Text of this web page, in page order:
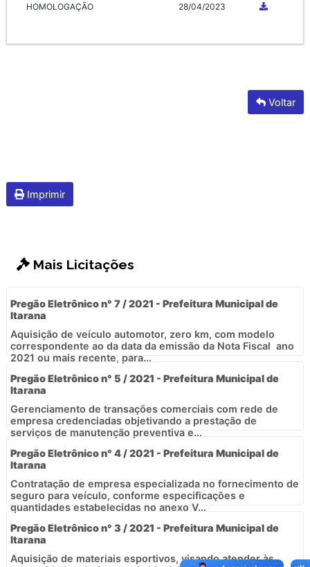
HOMOLOGAÇÃO 28/04/2023
Voltar
Imprimir
Mais Licitações
Pregão Eletrônico n° 7 / 2021 - Prefeitura Municipal de
Itarana
Aquisição de veículo automotor, zero km, com modelo
correspondente ao da data da emissão da Nota Fiscal  ano
2021 ou mais recente, para...
Pregão Eletrônico n° 5 / 2021 - Prefeitura Municipal de
Itarana
Gerenciamento de transações comerciais com rede de
empresa credenciadas objetivando a prestação de
serviços de manutenção preventiva e...
Pregão Eletrônico n° 4 / 2021 - Prefeitura Municipal de
Itarana
Contratação de empresa especializada no fornecimento de
seguro para veículo, conforme especificações e
quantidades estabelecidas no anexo V...
Pregão Eletrônico n° 3 / 2021 - Prefeitura Municipal de
Itarana
Aquisição de materiais esportivos, visando atender às